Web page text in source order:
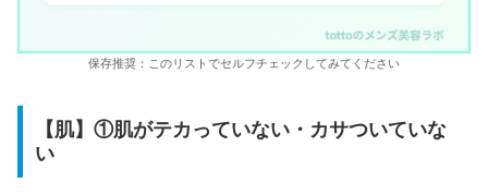
保存推奨：このリストでセルフチェックしてみてください
【肌】①肌がテカっていない・カサついていな
い